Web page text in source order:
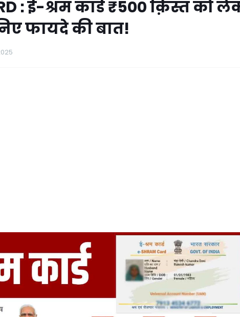
: ई-श्रम कार्ड ₹500 क़िस्त को
फायदे की बात!